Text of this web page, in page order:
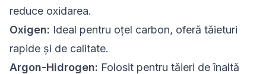
reduce oxidarea.
Oxigen: Ideal pentru oțel carbon, oferă tăieturi
rapide și de calitate.
Argon-Hidrogen: Folosit pentru tăieri de înaltă